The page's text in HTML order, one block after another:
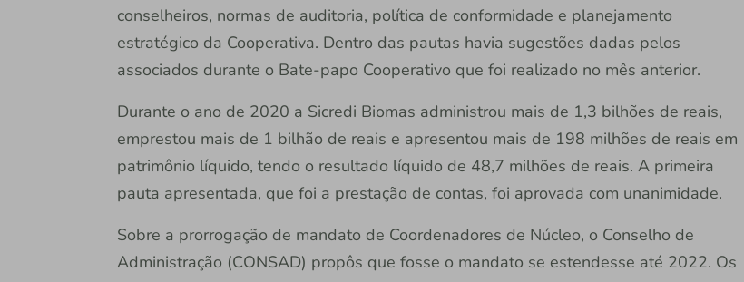
conselheiros, normas de auditoria, política de conformidade e planejamento
estratégico da Cooperativa. Dentro das pautas havia sugestões dadas pelos
associados durante o Bate-papo Cooperativo que foi realizado no mês anterior.
Durante o ano de 2020 a Sicredi Biomas administrou mais de 1,3 bilhões de reais,
emprestou mais de 1 bilhão de reais e apresentou mais de 198 milhões de reais em
patrimônio líquido, tendo o resultado líquido de 48,7 milhões de reais. A primeira
pauta apresentada, que foi a prestação de contas, foi aprovada com unanimidade.
Sobre a prorrogação de mandato de Coordenadores de Núcleo, o Conselho de
Administração (CONSAD) propôs que fosse o mandato se estendesse até 2022. Os